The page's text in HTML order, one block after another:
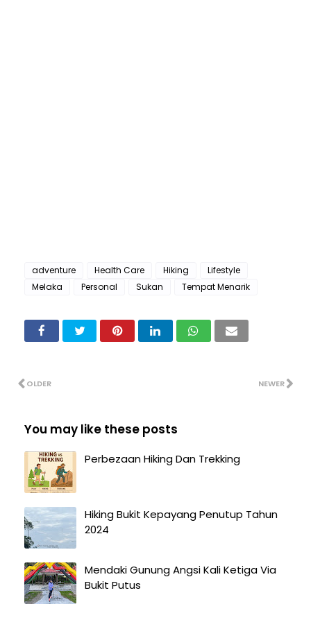
adventure Health Care Hiking
Lifestyle
Melaka
Personal Sukan Tempat Menarik
NEWER
OLDER
You may like these posts
Perbezaan Hiking Dan Trekking
Hiking Bukit Kepayang Penutup Tahun
2024
Mendaki Gunung Angsi Kali Ketiga Via
Bukit Putus